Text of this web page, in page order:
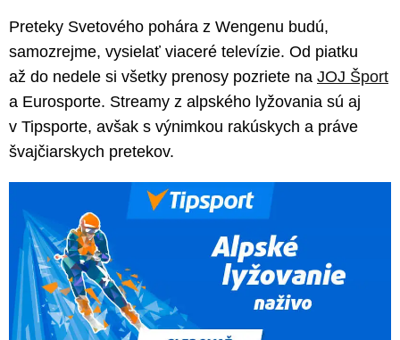
Preteky Svetového pohára z Wengenu budú,
samozrejme, vysielať viaceré televízie. Od piatku
až do nedele si všetky prenosy pozriete na JOJ Šport
a Eurosporte. Streamy z alpského lyžovania sú aj
v Tipsporte, avšak s výnimkou rakúskych a práve
švajčiarskych pretekov.